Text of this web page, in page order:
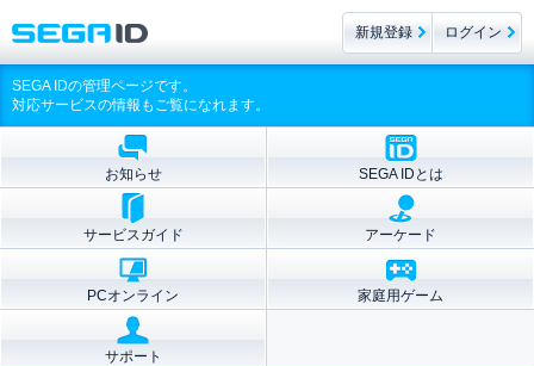
SEGA IDの管理ページです。
対応サービスの情報もご覧になれます。
お知らせ SEGA IDとは
サービスガイド アーケード
PCオンライン 家庭用ゲーム
サポート
新規登録 ログイン